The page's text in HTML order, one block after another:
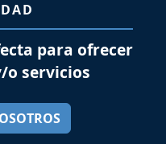
para ofrecer
o servicios